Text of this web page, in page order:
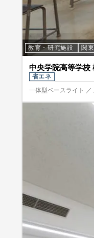
教育・研究施設 関
中央学院高等学校
省エネ
一体型ベースライト